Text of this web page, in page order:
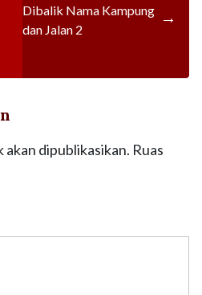
Dibalik Nama Kampung
dan Jalan 2
→
akan dipublikasikan. Ruas